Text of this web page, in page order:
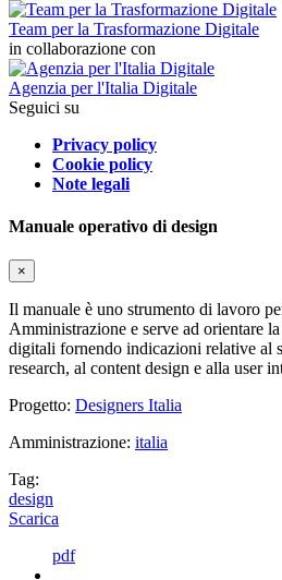
Team per la Trasformazione Digitale
in collaborazione con
Agenzia per l'Italia Digitale
Seguici su
Privacy policy
Cookie policy
Note legali
Manuale operativo di design
×
Il manuale è uno strumento di lavoro
Amministrazione e serve ad orientare
digitali fornendo indicazioni relative al
research, al content design e alla user
Progetto: Designers Italia
Amministrazione: italia
Tag:
design
Scarica
pdf